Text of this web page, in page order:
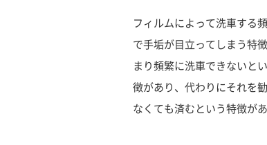
フィルムによって洗車する
で手垢が目立ってしまう特
まり頻繁に洗車できないと
徴があり、代わりにそれを
なくても済むという特徴があ